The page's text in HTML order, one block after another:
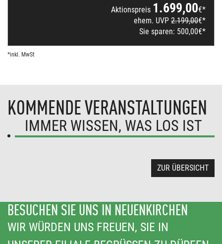
Aktionspreis 1.699,00€*
ehem. UVP 2.199,00€*
Sie sparen: 500,00€*
*inkl. MwSt
KOMMENDE VERANSTALTUNGEN
IMMER WISSEN, WAS LOS IST
ZUR ÜBERSICHT
BESUCHEN SIE UNS IN NEUENKIRCHEN
WIR WÜRDEN UNS FREUEN, SIE IN